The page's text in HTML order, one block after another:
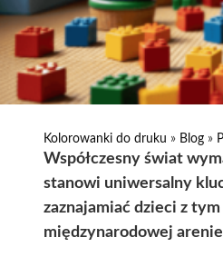
Kolorowanki do druku » Blog »
Współczesny świat
stanowi uniwersalny
zaznajamiać dzieci z
międzynarodowej